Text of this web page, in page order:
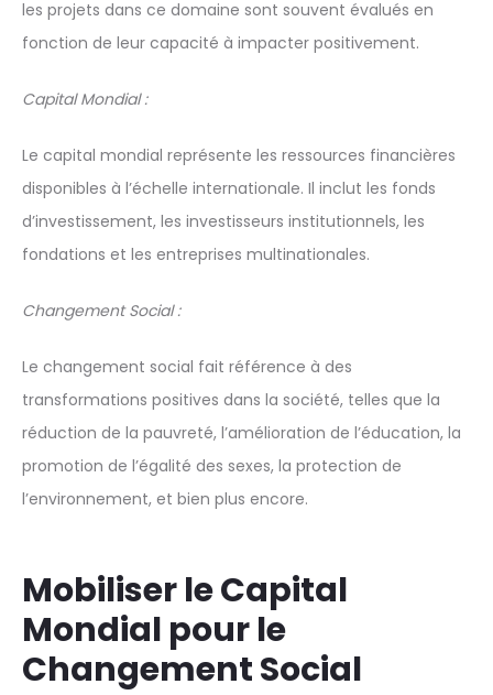
les projets dans ce domaine sont souvent évalués en
fonction de leur capacité à impacter positivement.
Capital Mondial :
Le capital mondial représente les ressources financières
disponibles à l’échelle internationale. Il inclut les fonds
d’investissement, les investisseurs institutionnels, les
fondations et les entreprises multinationales.
Changement Social :
Le changement social fait référence à des
transformations positives dans la société, telles que la
réduction de la pauvreté, l’amélioration de l’éducation, la
promotion de l’égalité des sexes, la protection de
l’environnement, et bien plus encore.
Mobiliser le Capital
Mondial pour le
Changement Social